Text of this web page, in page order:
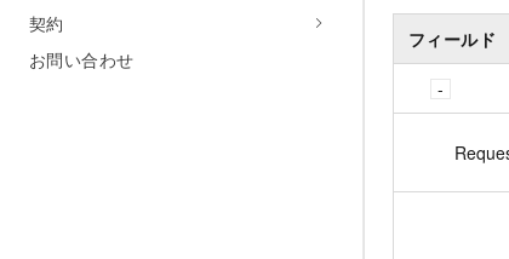
契約
お問い合わせ
フィールド